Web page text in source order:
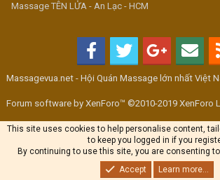
Massage TÊN LỬA - An Lạc - HCM
Massagevua.net - Hội Quán Massage lớn nhất Việt
Forum software by XenForo™ ©2010-2019 XenForo
This site uses cookies to help personalise content,
to keep you logged in if you
By continuing to use this site, you are consenting
Accept
Learn more...